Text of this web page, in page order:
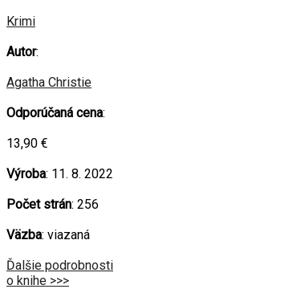
Krimi
Autor:
Agatha Christie
Odporúčaná cena:
13,90 €
Výroba: 11. 8. 2022
Počet strán: 256
Väzba: viazaná
Ďalšie podrobnosti
o knihe >>>